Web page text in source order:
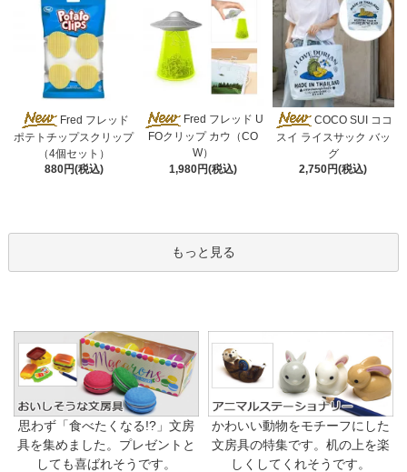
Fred フレッド
ポテトチップスクリップ
（4個セット）
880円(税込)
Fred フレッド U
FOクリップ カウ（CO
W）
1,980円(税込)
COCO SUI ココ
スイ ライスサック バッ
グ
2,750円(税込)
もっと見る
思わず「食べたくなる!?」文房
具を集めました。プレゼントと
しても喜ばれそうです。
かわいい動物をモチーフにした
文房具の特集です。机の上を楽
しくしてくれそうです。